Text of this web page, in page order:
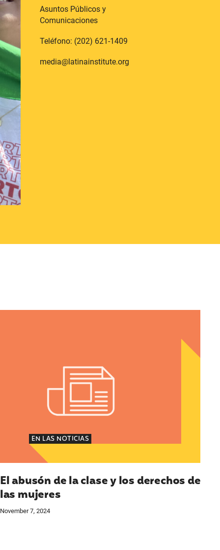
Asuntos Públicos y
Comunicaciones
Teléfono: (202) 621-1409
media@latinainstitute.org
EN LAS NOTICIAS
El abusón de la clase y los derechos de
las mujeres
November 7, 2024